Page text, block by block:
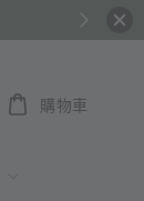
購物車